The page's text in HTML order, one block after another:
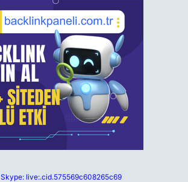
Skype: live:.cid.575569c608265c69